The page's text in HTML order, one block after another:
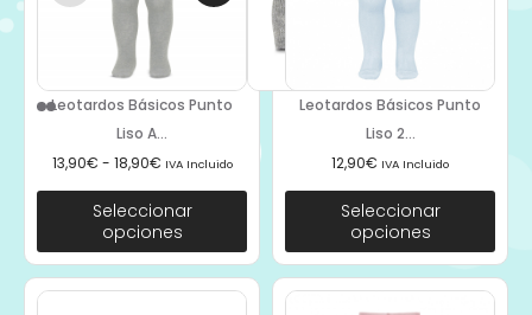
Leotardos Básicos Punto
Liso A...
13,90€ - 18,90€ IVA Incluido
Seleccionar
opciones
Leotardos Básicos Punto
Liso 2...
12,90€ IVA Incluido
Seleccionar
opciones